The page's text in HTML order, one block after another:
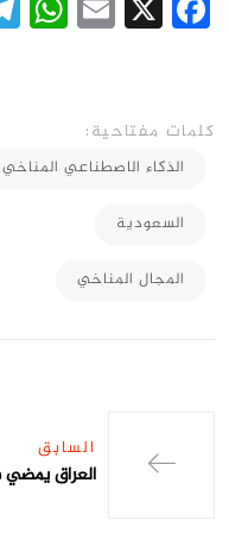
كلمات مفتاحية:
الذكاء الاصطناعي المناخي
السعودية
المجال المناخي
السابق
العراق